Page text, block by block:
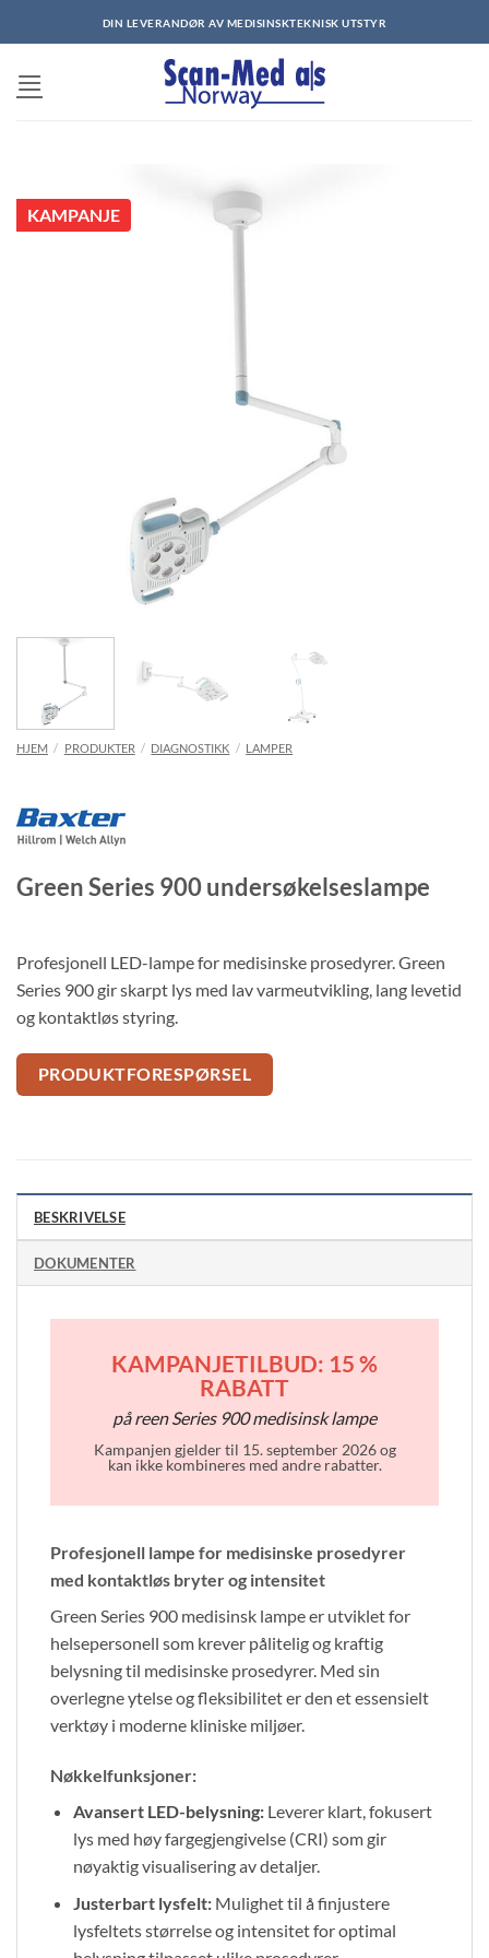
to
DIN LEVERANDØR AV MEDISINSKTEKNISK UTSTYR
KAMPANJE
HJEM / PRODUKTER / DIAGNOSTIKK / LAMPER
Green Series 900 undersøkelseslampe
Profesjonell LED-lampe for medisinske prosedyrer. Green
Series 900 gir skarpt lys med lav varmeutvikling, lang levetid
og kontaktløs styring.
PRODUKTFORESPØRSEL
BESKRIVELSE
DOKUMENTER
KAMPANJETILBUD: 15 %
RABATT
på reen Series 900 medisinsk lampe
Kampanjen gjelder til 15. september 2026 og
kan ikke kombineres med andre rabatter.
Profesjonell lampe for medisinske prosedyrer
med kontaktløs bryter og intensitet
Green Series 900 medisinsk lampe er utviklet for
helsepersonell som krever pålitelig og kraftig
belysning til medisinske prosedyrer. Med sin
overlegne ytelse og fleksibilitet er den et essensielt
verktøy i moderne kliniske miljøer.
Nøkkelfunksjoner:
Avansert LED-belysning:Leverer klart, fokusert
lys med høy fargegjengivelse (CRI) som gir
nøyaktig visualisering av detaljer.
Justerbart lysfelt:Mulighet til å finjustere
lysfeltets størrelse og intensitet for optimal